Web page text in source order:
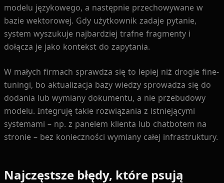
modelu językowego, a następnie przechowywane w
bazie wektorowej. Gdy użytkownik zadaje pytanie,
system wyszukuje najbardziej trafne fragmenty i
dołącza je jako kontekst do zapytania.
W małych firmach sprawdza się to lepiej niż drogie fine-
tuningi, bo aktualizacja bazy wiedzy sprowadza się do
dodania lub wymiany dokumentu, a nie przebudowy
modelu. Integruję takie rozwiązania z istniejącymi
systemami – np. z panelem klienta lub chatbotem na
stronie – bez konieczności wymiany całej infrastruktury.
Najczęstsze błędy, które psują